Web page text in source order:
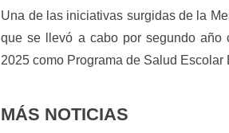
Una de las iniciativas surgidas de la
que se llevó a cabo por segundo año
2025 como Programa de Salud Escolar
MÁS NOTICIAS